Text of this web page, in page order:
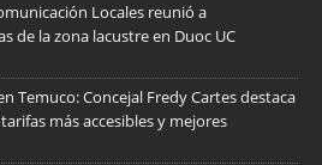
Locales reunió a
de la zona lacustre en Duoc UC
Temuco: Concejal Fredy Cartes destaca
más accesibles y mejores